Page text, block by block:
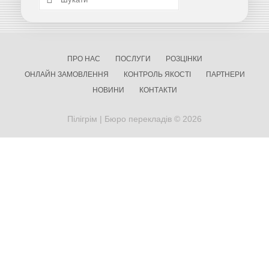
ПРО НАС ПОСЛУГИ
РОЗЦІНКИ
ОНЛАЙН ЗАМОВЛЕННЯ
КОНТРОЛЬ ЯКОСТІ
ПАРТНЕРИ
НОВИНИ
КОНТАКТИ
Пілігрім | Бюро перекладів © 2026